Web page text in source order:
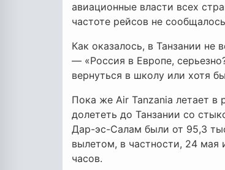
авиационные власти всех
частоте рейсов не
Как оказалось, в Танзании не
— «Россия в Европе,
вернуться в школу или хотя
Пока же Air Tanzania летает
долететь до Танзании со
Дар-эс-Салам были от 95,3
вылетом, в частности, 24 мая
часов.